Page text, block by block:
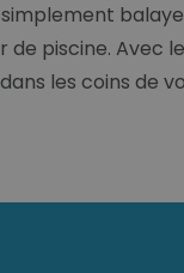
piscine. Avec
les coins de